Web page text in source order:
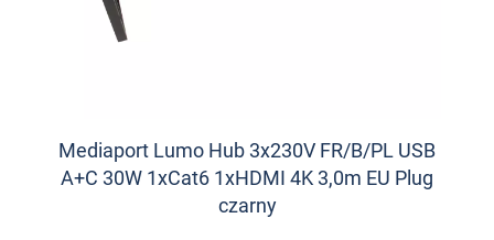
Mediaport Lumo Hub 3x230V FR/B/PL USB
A+C 30W 1xCat6 1xHDMI 4K 3,0m EU Plug
czarny